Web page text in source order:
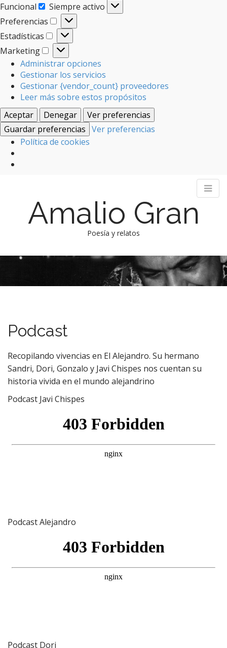
Funcional
Funcional
Siempre activo
Preferencias
Preferencias
Estadísticas
Estadísticas
Marketing
Marketing
Administrar opciones
Gestionar los servicios
Gestionar {vendor_count} proveedores
Leer más sobre estos propósitos
Aceptar
Denegar
Ver preferencias
Guardar preferencias Ver preferencias
Política de cookies
Amalio Gran
Poesía y relatos
M
n
p
o
t
e
n
t
Podcast
Recopilando vivencias en El Alejandro. Su hermano
Sandri, Dori, Gonzalo y Javi Chispes nos cuentan su
historia vivida en el mundo alejandrino
Podcast Javi Chispes
Podcast Alejandro
Podcast Dori